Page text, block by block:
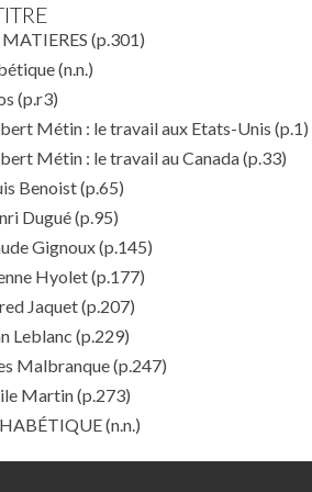
(p.301)
(n.n.)
(p.r3)
Métin : le travail aux Etats-Unis (p.1)
Métin : le travail au Canada(p.33)
Benoist(p.65)
Dugué(p.95)
Gignoux(p.145)
Hyolet(p.177)
Jaquet(p.207)
Leblanc (p.229)
Malbranque(p.247)
Martin(p.273)
(n.n.)